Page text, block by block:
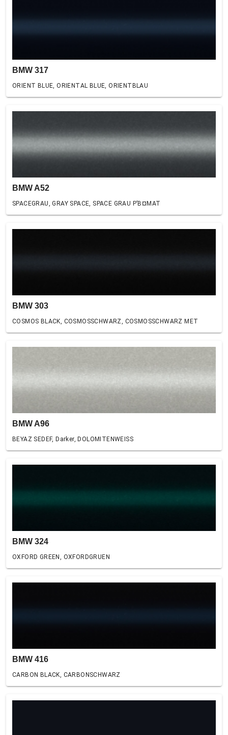
BMW 317
ORIENT BLUE, ORIENTAL BLUE, ORIENTBLAU
BMW A52
SPACEGRAU, GRAY SPACE, SPACE GRAU Р’В¤MAT
BMW 303
COSMOS BLACK, COSMOSSCHWARZ, COSMOSSCHWARZ MET
BMW A96
BEYAZ SEDEF, Darker, DOLOMITENWEISS
BMW 324
OXFORD GREEN, OXFORDGRUEN
BMW 416
CARBON BLACK, CARBONSCHWARZ